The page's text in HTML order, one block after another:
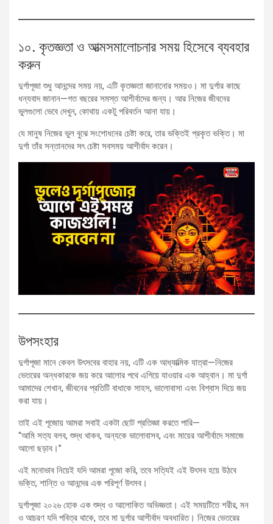
১০. কৃতজ্ঞতা ও আত্মসমালোচনার সময় হিসেবে ব্যবহার
করুন
দুর্গাপূজা শুধু আনন্দের সময় নয়, এটি কৃতজ্ঞতা জানানোর সময়ও। মা দুর্গার কাছে
ধন্যবাদ জানান—গত বছরের সমস্ত আশীর্বাদের জন্য। আর নিজের জীবনের
ভুলগুলো ভেবে দেখুন, কোথায় একটু পরিবর্তন আনা যায়।
যে মানুষ নিজের ভুল বুঝে সংশোধনের চেষ্টা করে, তার ভক্তিই প্রকৃত ভক্তি। মা
দুর্গা তাঁর সন্তানদের সৎ চেষ্টা সবসময় আশীর্বাদ করেন।
উপসংহার
দুর্গাপূজা মানে কেবল উৎসবের বাহার নয়, এটি এক আধ্যাত্মিক যাত্রা—নিজের
ভেতরের অন্ধকারকে জয় করে আলোর পথে এগিয়ে যাওয়ার এক আহ্বান। মা দুর্গা
আমাদের শেখান, জীবনের প্রতিটি বাধাকে সাহস, ভালোবাসা এবং বিশ্বাস দিয়ে জয়
করা যায়।
তাই এই পূজোয় আমরা সবাই একটা ছোট প্রতিজ্ঞা করতে পারি—
“আমি সত্য বলব, শুদ্ধ থাকব, অন্যকে ভালোবাসব, এবং মায়ের আশীর্বাদে সমাজে
আলো ছড়াব।”
এই মনোভাব নিয়েই যদি আমরা পূজো করি, তবে সত্যিই এই উৎসব হয়ে উঠবে
ভক্তি, শান্তি ও আনন্দের এক পরিপূর্ণ উৎসব।
দুর্গাপূজা ২০২৬ হোক এক শুদ্ধ ও আলোকিত অভিজ্ঞতা। এই সময়টিতে শরীর, মন
ও আচরণ যদি পবিত্র থাকে, তবে মা দুর্গার আশীর্বাদ অবধারিত। নিজের ভেতরের